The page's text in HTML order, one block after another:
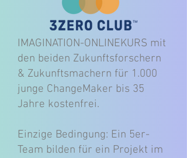
IMAGINATION-ONLINEKURS mit
den beiden Zukunftsforschern
& Zukunftsmachern für 1.000
junge ChangeMaker bis 35
Jahre kostenfrei.
Einzige Bedingung: Ein 5er-
Team bilden für ein Projekt im